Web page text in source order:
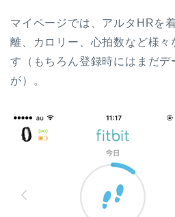
マイページでは、アルタHRを
離、カロリー、心拍数など様々
す（もちろん登録時にはまだデ
が）。